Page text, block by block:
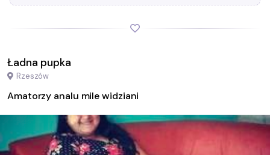
Ładna pupka
Rzeszów
Amatorzy analu mile widziani